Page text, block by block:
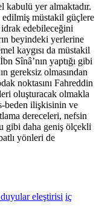
kabulü yer almaktadır.
müstakil güçlere
edebileceğini
beyindeki yerlerine
kaygısı da müstakil
Sînâ’nın yaptığı gibi
gereksiz olmasından
noktasını Fahreddin
oluşturacak olmakla
beden ilişkisinin ve
dereceleri, nefsin
gibi daha geniş ölçekli
yönleri de
eleştirisi iç